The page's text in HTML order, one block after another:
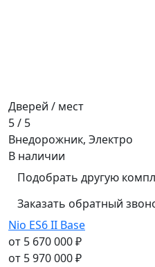
Дверей / мест
5 / 5
Внедорожник, Электро
В наличии
Подобрать другую
Заказать обратный
Nio ES6 II Base
от 5 670 000 ₽
от 5 970 000 ₽